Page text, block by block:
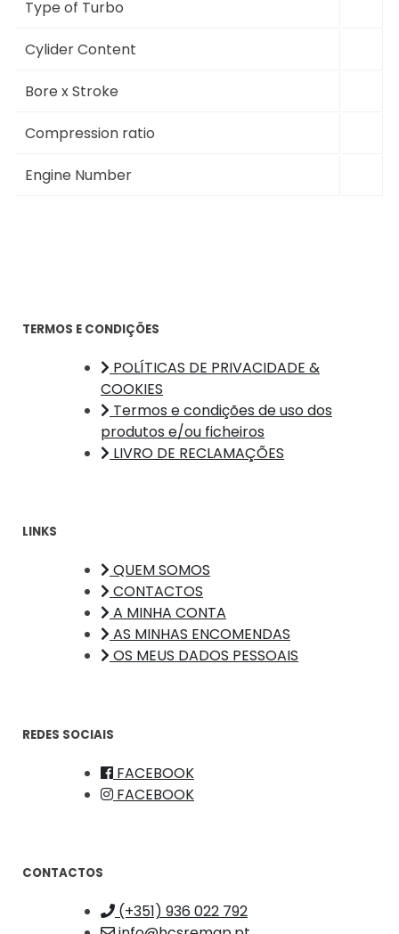
Type of Turbo
Cylider Content
Bore x Stroke
Compression ratio
Engine Number
TERMOS E CONDIÇÕES
POLÍTICAS DE PRIVACIDADE &
COOKIES
Termos e condições de uso dos
produtos e/ou ficheiros
LIVRO DE RECLAMAÇÕES
LINKS
QUEM SOMOS
CONTACTOS
A MINHA CONTA
AS MINHAS ENCOMENDAS
OS MEUS DADOS PESSOAIS
REDES SOCIAIS
FACEBOOK
FACEBOOK
CONTACTOS
(+351) 936 022 792